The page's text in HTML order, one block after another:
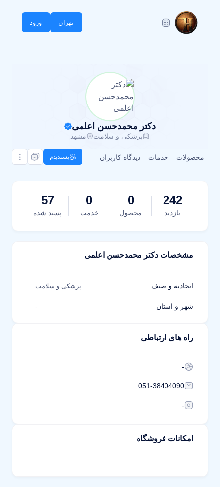
تهران ورود
دکتر محمدحسن اعلمی
پزشکی و سلامت مشهد
محصولات خدمات دیدگاه کاربران پسندیدم
242
بازدید
0
محصول
0
خدمت
57
پسند شده
مشخصات دکتر محمدحسن اعلمی
اتحادیه و صنف پزشکی و سلامت
شهر و استان -
راه های ارتباطی
-
051-38404090
-
امکانات فروشگاه